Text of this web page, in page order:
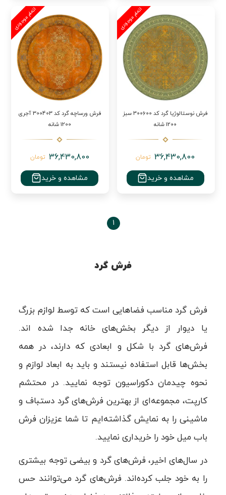
فرش نوستالوژیا گرد کد 300600 سبز
1200 شانه
36,430,800 تومان
مشاهده و خرید
فرش ورساچه گرد کد 300403 آجری
1200 شانه
36,430,800 تومان
مشاهده و خرید
1
فرش گرد
فرش گرد مناسب فضاهایی است که توسط لوازم بزرگ
یا دیوار از دیگر بخش‌های خانه جدا شده‌ اند.
فرش‌های گرد با شکل و ابعادی که دارند، در همه
بخش‌ها قابل استفاده نیستند و باید به ابعاد لوازم و
نحوه چیدمان دکوراسیون توجه نمایید. در محتشم
کارپت، مجموعه‌ای از بهترین فرش‌های گرد دستباف و
ماشینی را به نمایش گذاشته‌ایم تا شما عزیزان فرش
باب میل خود را خریداری نمایید.
در سال‌های اخیر، فرش‌های گرد و بیضی توجه بیشتری
را به خود جلب کرده‌اند. فرش‌های گرد می‌توانند حس